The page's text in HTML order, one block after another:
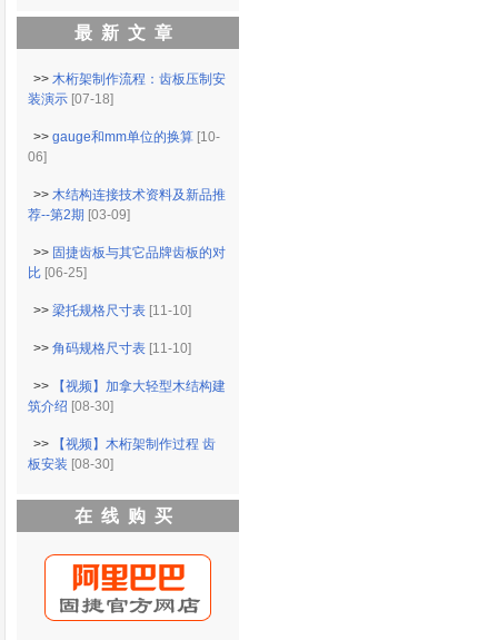
最新文章
>> 木桁架制作流程：齿板压制安
装演示 [07-18]
>> gauge和mm单位的换算 [10-
06]
>> 木结构连接技术资料及新品推
荐--第2期 [03-09]
>> 固捷齿板与其它品牌齿板的对
比 [06-25]
>> 梁托规格尺寸表 [11-10]
>> 角码规格尺寸表 [11-10]
>>
【视频】加拿大轻型木结构建
筑介绍 [08-30]
>>
【视频】木桁架制作过程 齿
板安装 [08-30]
在线购买